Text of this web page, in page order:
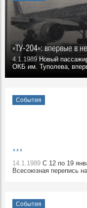
«ТУ-204»: впервые в
4.1.1989Новый
ОКБ им. Туполева,
События
***
14.1.1989 С 12 по 19
Всесоюзная перепись
События